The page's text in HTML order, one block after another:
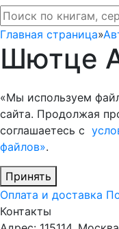
Главная страница»
Шютце
«Мы используем
сайта. Продолжая
соглашаетесь с
файлов».
Принять
Оплата и доставка
Контакты